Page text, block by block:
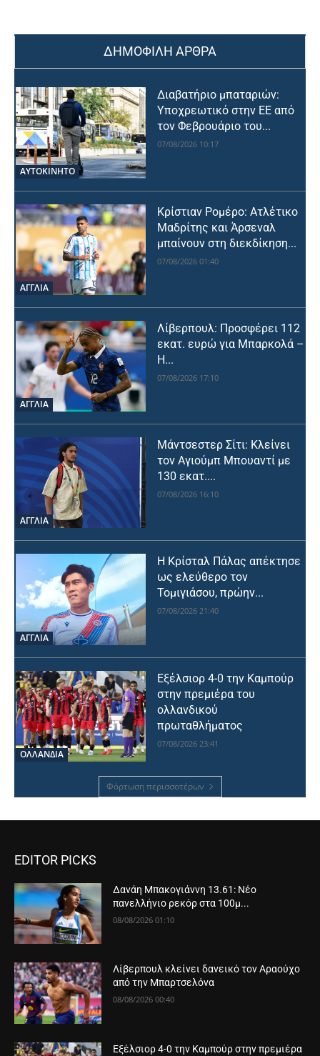
ΔΗΜΟΦΙΛΗ ΑΡΘΡΑ
ΑΥΤΟΚΙΝΗΤΟ
Διαβατήριο μπαταριών:
Υποχρεωτικό στην ΕΕ από
τον Φεβρουάριο του...
07/08/2026 10:17
ΑΓΓΛΙΑ
Κρίστιαν Ρομέρο: Ατλέτικο
Μαδρίτης και Άρσεναλ
μπαίνουν στη διεκδίκηση...
07/08/2026 01:40
ΑΓΓΛΙΑ
Λίβερπουλ: Προσφέρει 112
εκατ. ευρώ για Μπαρκολά –
Η...
07/08/2026 17:10
ΑΓΓΛΙΑ
Μάντσεστερ Σίτι: Κλείνει
τον Αγιούμπ Μπουαντί με
130 εκατ....
07/08/2026 16:10
ΑΓΓΛΙΑ
Η Κρίσταλ Πάλας απέκτησε
ως ελεύθερο τον
Τομιγιάσου, πρώην...
07/08/2026 21:40
OΛΛΑΝΔΊΑ
Εξέλσιορ 4-0 την Καμπούρ
στην πρεμιέρα του
ολλανδικού
πρωταθλήματος
07/08/2026 23:41
Φόρτωση περισσοτέρων
EDITOR PICKS
Δανάη Μπακογιάννη 13.61: Νέο
πανελλήνιο ρεκόρ στα 100μ...
08/08/2026 01:10
Λίβερπουλ κλείνει δανεικό τον Αραούχο
από την Μπαρτσελόνα
08/08/2026 00:40
Εξέλσιορ 4-0 την Καμπούρ στην πρεμιέρα